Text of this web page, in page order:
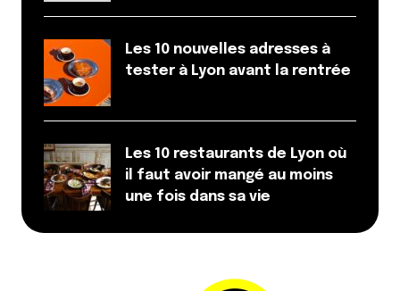
Les 10 nouvelles adresses à
tester à Lyon avant la rentrée
Les 10 restaurants de Lyon où
il faut avoir mangé au moins
une fois dans sa vie